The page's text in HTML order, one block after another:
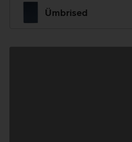
Ümbrised